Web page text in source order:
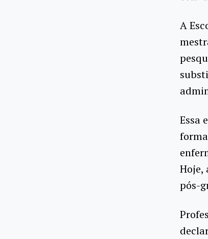
A
Essa
Hoje,
pós-